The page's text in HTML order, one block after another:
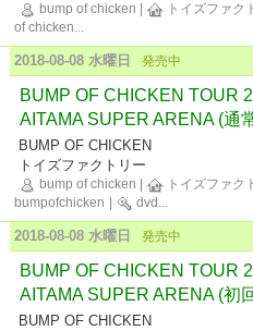
bump of chicken
トイズファク
of chicken...
2018-08-08 水曜日 発売中
BUMP OF CHICKEN TOUR
AITAMA SUPER ARENA (通
BUMP OF CHICKEN
トイズファクトリー
bump of chicken
トイズファク
bumpofchicken
dvd ...
2018-08-08 水曜日 発売中
BUMP OF CHICKEN TOUR
AITAMA SUPER ARENA (初
BUMP OF CHICKEN